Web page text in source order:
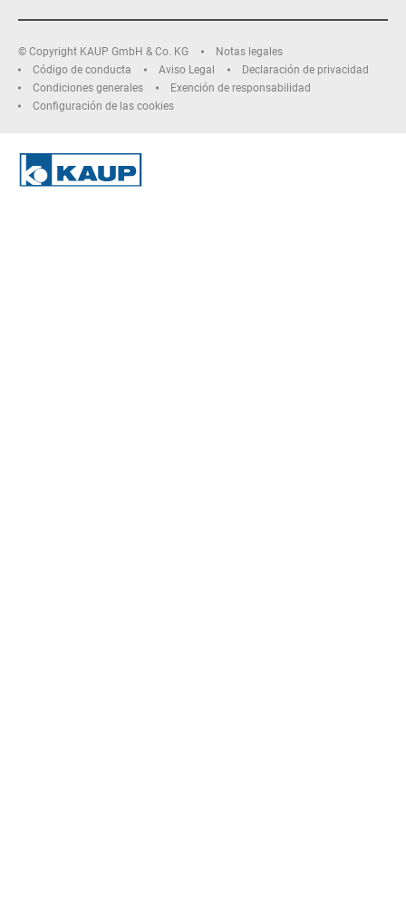
© Copyright KAUP GmbH & Co. KG
Notas legales
Código de conducta
Aviso Legal
Declaración de privacidad
Condiciones generales
Exención de responsabilidad
Configuración de las cookies